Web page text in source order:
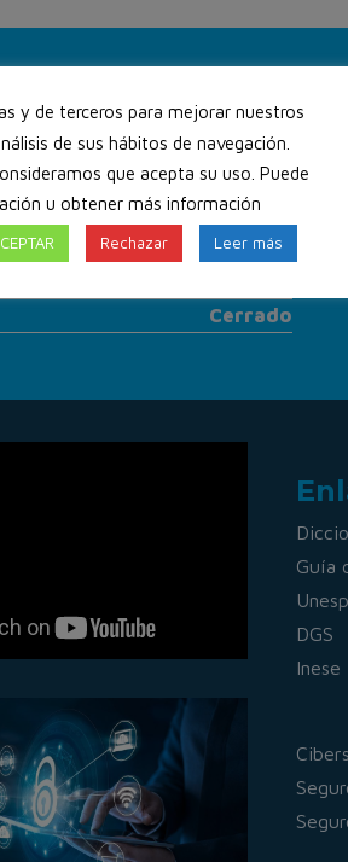
a 14:00 - 16:00 a 20:00
a 14:00 - 16:00 a 20:00
a 14:00 - 16:00 a 20:00
a 14:00 - 16:00 a 20:00
a 14:00 - 16:00 a 19:00
Cerrado
Guía
DGS
Inese
y de terceros para mejorar nuestros
de sus hábitos de navegación.
que acepta su uso. Puede
u obtener más información
Rechazar Leer más